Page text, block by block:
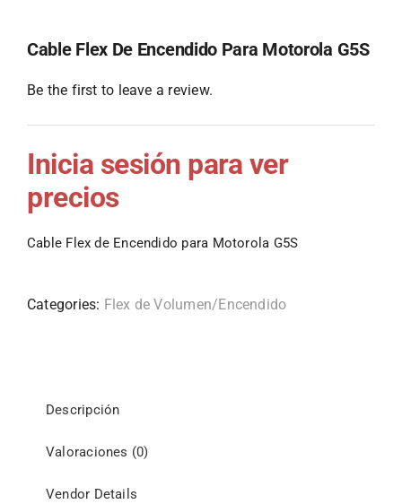
Cable Flex De Encendido Para Motorola G5S
Be the first to leave a review.
Inicia sesión para ver
precios
Cable Flex de Encendido para Motorola G5S
Categories: Flex de Volumen/Encendido
Descripción
Valoraciones (0)
Vendor Details